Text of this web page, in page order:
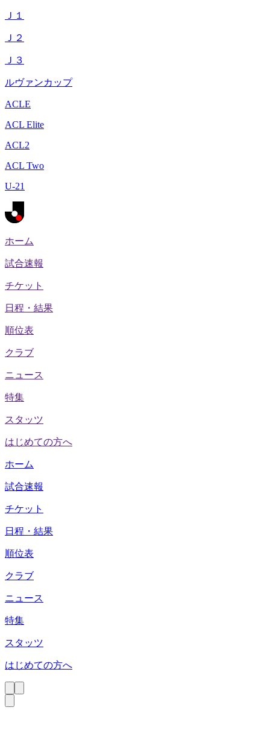
Ｊ１
Ｊ２
Ｊ３
ルヴァンカップ
ACLE
ACL Elite
ACL2
ACL Two
U-21
ホーム
試合速報
チケット
日程・結果
順位表
クラブ
ニュース
特集
スタッツ
はじめての方へ
ホーム
試合速報
チケット
日程・結果
順位表
クラブ
ニュース
特集
スタッツ
はじめての方へ